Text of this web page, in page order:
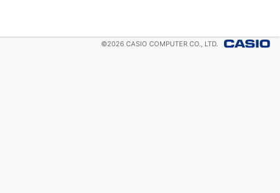
©2026 CASIO COMPUTER CO., LTD.